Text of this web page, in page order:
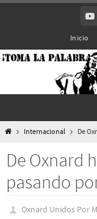
Inicio
InicioInternacional De
De Oxnard
pasando
Oxnard Unidos Por